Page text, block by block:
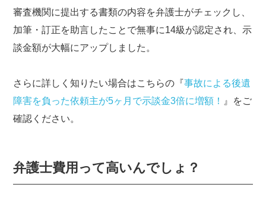
審査機関に提出する書類の内容を弁護士がチェックし、
加筆・訂正を助言したことで無事に14級が認定され、示
談金額が大幅にアップしました。
さらに詳しく知りたい場合はこちらの『事故による後遺
障害を負った依頼主が5ヶ月で示談金3倍に増額！
』をご
確認ください。
弁護士費用って高いんでしょ？